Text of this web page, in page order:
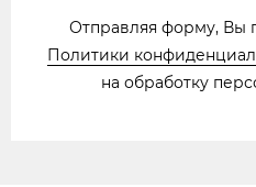
Отправляя форму, Вы
Политики
на обработку